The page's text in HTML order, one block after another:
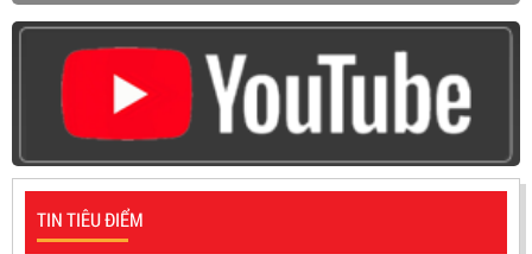
TIN TIÊU ĐIỂM